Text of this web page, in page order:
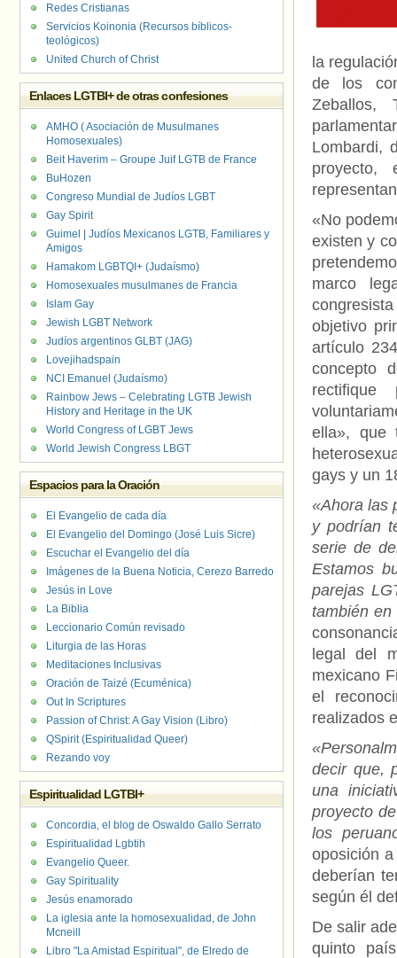
la
de los
Zeballos,
Lombardi,
proyecto,
«No
existen y
marco
objetivo
artículo
concepto
ella», que
gays y un
«Ahora las
y podrían
serie de
Estamos
parejas
también en
legal del
mexicano
el
realizados
decir que,
una
proyecto
los
oposición
deberían
según él
De salir
quinto
Redes Cristianas
Servicios Koinonia (Recursos bíblicos-
teológicos)
United Church of Christ
Enlaces LGTBI+ de otras confesiones
AMHO ( Asociación de Musulmanes
Homosexuales)
Beit Haverim – Groupe Juif LGTB de France
BuHozen
Congreso Mundial de Judíos LGBT
Gay Spirit
Guimel | Judíos Mexicanos LGTB, Familiares y
Amigos
Hamakom LGBTQI+ (Judaísmo)
Homosexuales musulmanes de Francia
Islam Gay
Jewish LGBT Network
Judíos argentinos GLBT (JAG)
Lovejihadspain
NCI Emanuel (Judaísmo)
Rainbow Jews – Celebrating LGTB Jewish
History and Heritage in the UK
World Congress of LGBT Jews
World Jewish Congress LBGT
Espacios para la Oración
El Evangelio de cada día
El Evangelio del Domingo (José Luis Sicre)
Escuchar el Evangelio del día
Imágenes de la Buena Noticia, Cerezo Barredo
Jesús in Love
La Biblia
Leccionario Común revisado
Liturgia de las Horas
Meditaciones Inclusivas
Oración de Taizé (Ecuménica)
Out In Scriptures
Passion of Christ: A Gay Vision (Libro)
QSpirit (Espiritualidad Queer)
Rezando voy
Espiritualidad LGTBI+
Concordia, el blog de Oswaldo Gallo Serrato
Espiritualidad Lgbtih
Evangelio Queer.
Gay Spirituality
Jesús enamorado
La iglesia ante la homosexualidad, de John
Mcneill
Libro "La Amistad Espiritual", de Elredo de